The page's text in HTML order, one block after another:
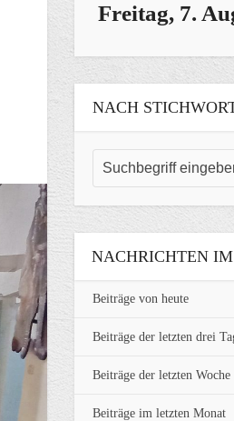
Freitag, 7.
NACH
NACHRICHTEN
Beiträge von heute
Beiträge der letzten drei
Beiträge der letzten Woche
Beiträge im letzten Monat